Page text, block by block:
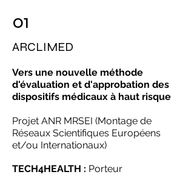
01
ARCLIMED
Vers une nouvelle méthode
d'évaluation et d'approbation des
dispositifs médicaux à haut risque
Projet ANR MRSEI (Montage de
Réseaux Scientifiques Européens
et/ou Internationaux)
TECH4HEALTH : Porteur